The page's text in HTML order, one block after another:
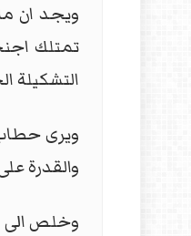
ويجد ان
تمتلك
التشكيلة
ويرى حطاب
والقدرة
وخلص الى